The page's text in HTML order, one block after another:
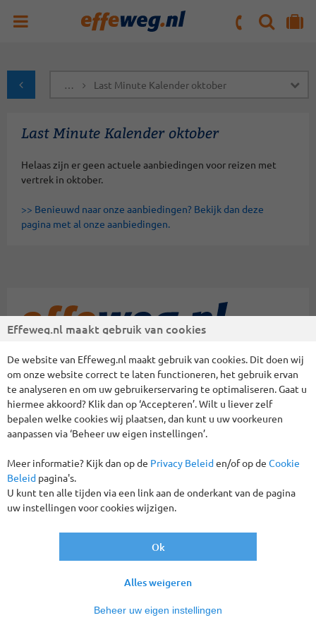
ZOEKENNAAR 'MIJN REIS' OMGEVING
… Last Minute Kalender oktober
Last Minute Kalender oktober
Helaas zijn er geen actuele aanbiedingen voor reizen met
vertrek in oktober.
>> Benieuwd naar onze aanbiedingen? Bekijk dan deze
pagina met al onze aanbiedingen.
Telefoonnummer
klantenservice
088 10 30 800
ma. t/m vr. 09:00–17:30uur
zaterdag
10:00–16:00uur
Feedbackcompany
op
basis
van
1659beoordelingen
Postadres
Effe Weg
Vendelier 61-B
info@effeweg.nl
NL 005225887 B01
Effeweg.nl maakt gebruik van cookies
De website van Effeweg.nl maakt gebruik van cookies. Dit doen wij
om onze website correct te laten functioneren, het gebruik ervan
te analyseren en om uw gebruikerservaring te optimaliseren. Gaat u
hiermee akkoord? Klik dan op ‘Accepteren’. Wilt u liever zelf
bepalen welke cookies wij plaatsen, dan kunt u uw voorkeuren
aanpassen via ‘Beheer uw eigen instellingen’.
Meer informatie? Kijk dan op de Privacy Beleiden/of op de Cookie
Beleid pagina's.
U kunt ten alle tijden via een link aan de onderkant van de pagina
uw instellingen voor cookies wijzigen.
Beheer uw eigen instellingen
Alles weigeren
Ok